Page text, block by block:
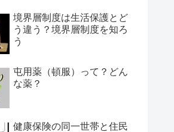
境界層制度は生活保護とど
う違う？境界層制度を知ろ
う
屯用薬（頓服）って？どん
な薬？
健康保険の同一世帯と住民